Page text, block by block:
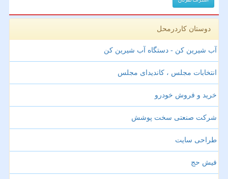
دوستان کاردرمحل
آب شیرین کن - دستگاه آب شیرین کن
انتخابات مجلس ، کاندیدای مجلس
خرید و فروش خودرو
شرکت صنعتی سخت پوشش
طراحی سایت
فیش حج